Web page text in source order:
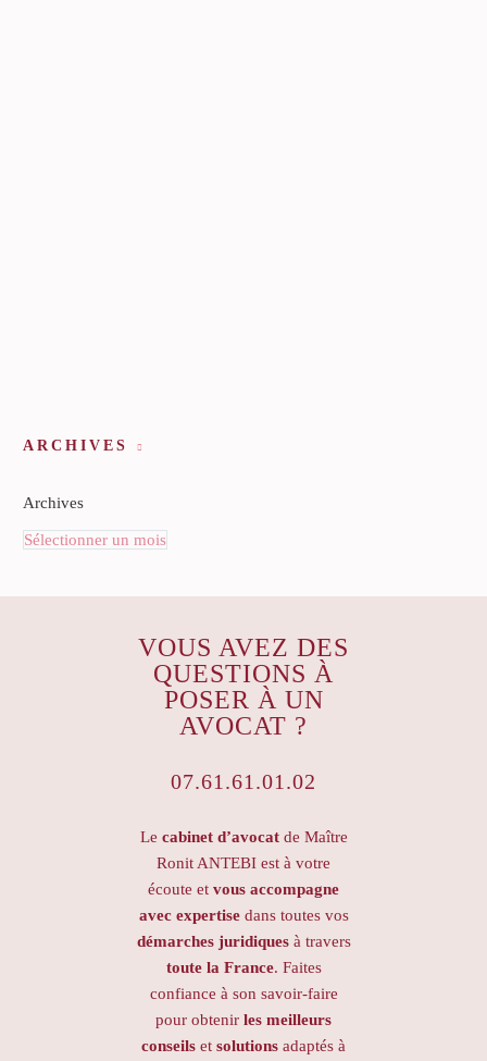
ARCHIVES
Archives
Sélectionner un mois
VOUS AVEZ DES
QUESTIONS À
POSER À UN
AVOCAT ?
07.61.61.01.02
Le cabinet d’avocatde Maître
Ronit ANTEBI est à votre
écoute et vous accompagne
avec expertisedans toutes vos
démarches juridiquesà travers
toute la France. Faites
confiance à son savoir-faire
pour obtenir les meilleurs
conseils et solutions adaptés à